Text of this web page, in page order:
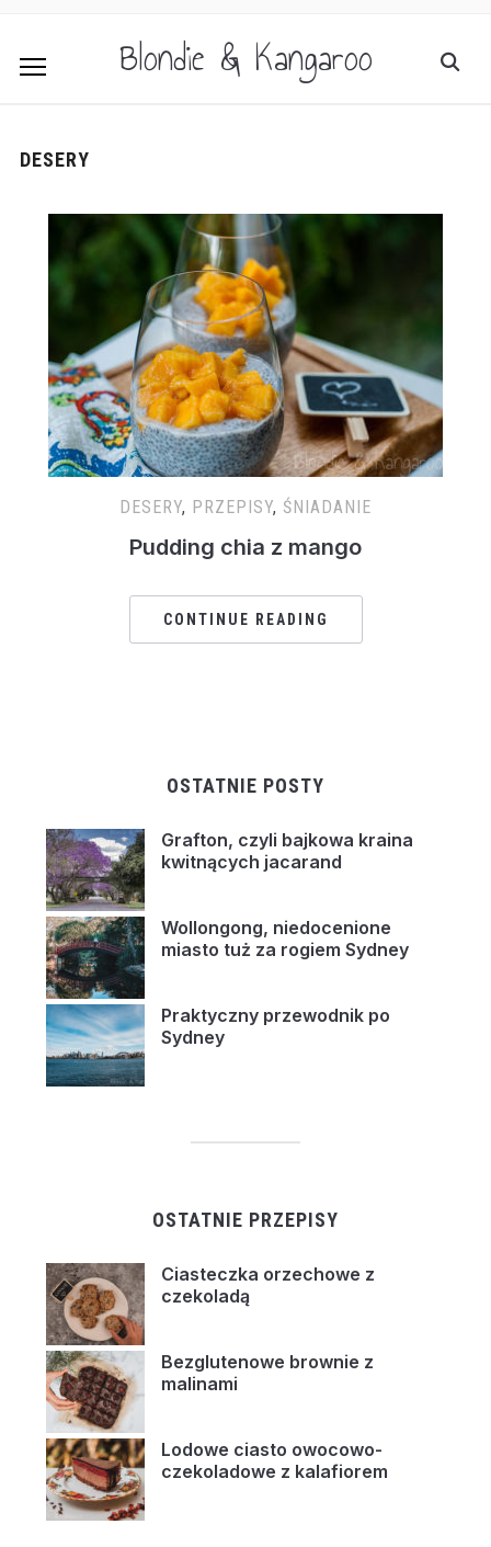
Blondie & Kangaroo
DESERY
DESERY, PRZEPISY, ŚNIADANIE
Pudding chia z mango
CONTINUE READING
OSTATNIE POSTY
Grafton, czyli bajkowa kraina
kwitnących jacarand
Wollongong, niedocenione
miasto tuż za rogiem Sydney
Praktyczny przewodnik po
Sydney
OSTATNIE PRZEPISY
Ciasteczka orzechowe z
czekoladą
Bezglutenowe brownie z
malinami
Lodowe ciasto owocowo-
czekoladowe z kalafiorem